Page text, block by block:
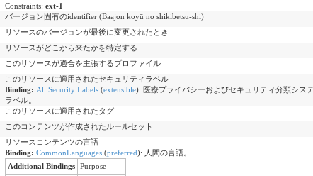
Constraints: ext-1
バージョン固有のidentifier (Baajon koyū no shikibetsu-shi)
リソースのバージョンが最後に変更されたとき
リソースがどこから来たかを特定する
このリソースが適合を主張するプロファイル
このリソースに適用されたセキュリティラベル
Binding: All Security Labels(extensible): 医療プライバシーおよびセキュリティ分類シス
ラベル。
このリソースに適用されたタグ
このコンテンツが作成されたルールセット
リソースコンテンツの言語
Binding: CommonLanguages(preferred): 人間の言語。
Additional Bindings
Purpose